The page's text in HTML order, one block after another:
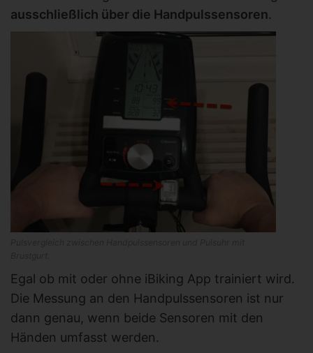
ausschließlich über die Handpulssensoren.
Egal ob mit oder ohne iBiking App trainiert wird.
Die Messung an den Handpulssensoren ist nur
dann genau, wenn beide Sensoren mit den
Händen umfasst werden.